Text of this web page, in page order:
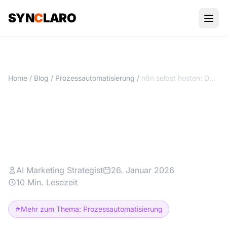
SYNCLARO
Home / Blog / Prozessautomatisierung / n8n selbst hosten: DSGVO-konform automatisieren ohne Cloud-Zwang
AI Marketing Strategist
26. Januar 2026
10 Min. Lesezeit
Mehr zum Thema: Prozessautomatisierung